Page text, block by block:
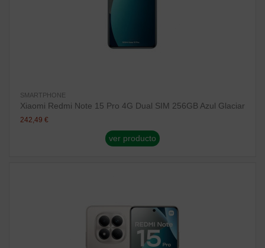
SMARTPHONE
Xiaomi Redmi Note 15 Pro 4G Dual SIM 256GB Azul Glaciar
242,49 €
ver producto